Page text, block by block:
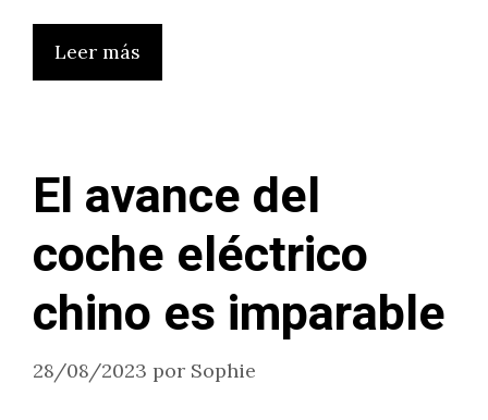
Leer más
El avance del
coche eléctrico
chino es imparable
28/08/2023 por Sophie